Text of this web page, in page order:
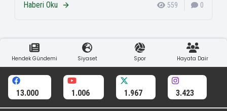
Haberi Oku 559 0
Hendek Gündemi Siyaset Spor Hayata Dair
13.000 1.006 1.967 3.423